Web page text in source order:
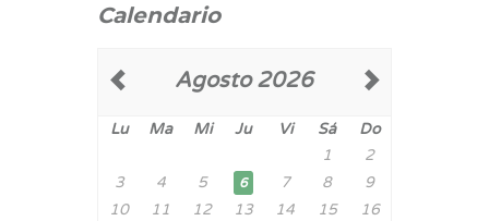
Calendario
Agosto 2026
Lu Ma Mi Ju Vi Sá
Do
1
2
3
4 5 6 7 8
9
10
11 12 13 14 15 16